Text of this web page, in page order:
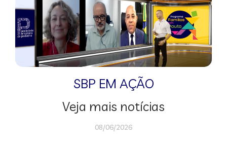
SBP EM AÇÃO
Veja mais notícias
08/06/2026